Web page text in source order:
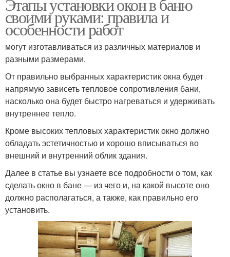
своими руками: правила и
особенности работ
могут изготавливаться из различных материалов и
разными размерами.
От правильно выбранных характеристик окна будет
напрямую зависеть тепловое сопротивления бани,
насколько она будет быстро нагреваться и удерживать
внутреннее тепло.
Кроме высоких тепловых характеристик окно должно
обладать эстетичностью и хорошо вписываться во
внешний и внутренний облик здания.
Далее в статье вы узнаете все подробности о том, как
сделать окно в бане — из чего и, на какой высоте оно
должно располагаться, а также, как правильно его
установить.